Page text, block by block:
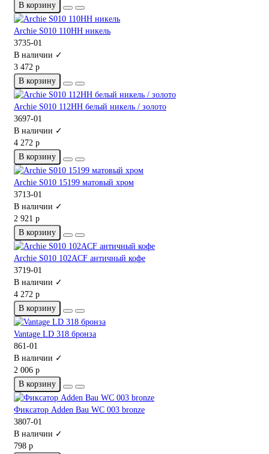
В корзину
Archie S010 110HH никель
3735-01
В наличии ✓
3 472 р
В корзину
Archie S010 112HH белый никель / золото
3697-01
В наличии ✓
4 272 р
В корзину
Archie S010 15199 матовый хром
3713-01
В наличии ✓
2 921 р
В корзину
Archie S010 102ACF античный кофе
3719-01
В наличии ✓
4 272 р
В корзину
Vantage LD 318 бронза
861-01
В наличии ✓
2 006 р
В корзину
Фиксатор Adden Bau WC 003 bronze
3807-01
В наличии ✓
798 р